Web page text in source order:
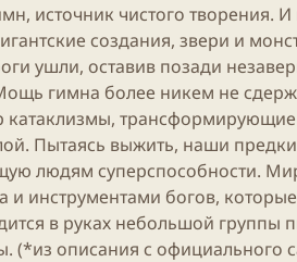
источник чистого творения. И
создания, звери и
ушли, оставив позади
гимна более никем не
трансформирующие
Пытаясь выжить, наши
людям суперспособности.
инструментами богов,
в руках небольшой группы
(*из описания с официального